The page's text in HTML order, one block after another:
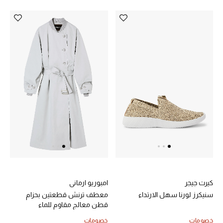
جميع الملابس النسائية
جميع الإكسسورات النسائية
كيرت جيجر
سنيكرز لورنا سهل الارتداء
خصومات
امبوريو ارماني
معطف ترنش قطعتين بحزام
قطن معالج مقاوم للماء
خصومات